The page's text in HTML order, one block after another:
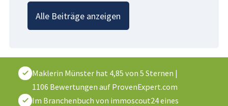
Alle Beiträge anzeigen
Maklerin Münster hat 4,85 von 5 Sternen |
1106 Bewertungen auf ProvenExpert.com
Im Branchenbuch von immoscout24 eines